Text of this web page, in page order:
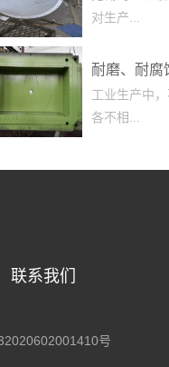
对生产...
耐磨、耐腐
工业生产中
各不相...
联系我们
号